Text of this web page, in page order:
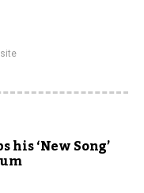
‘New Song’